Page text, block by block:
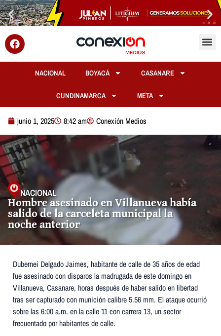
NACIONAL BOYACÁ CASANARE
CUNDINAMARCA META
junio 1, 2025 8:42 am Conexión Medios
NACIONAL
Hombre asesinado en Villanueva había
salido de la carceleta municipal la
noche anterior
Dubernei Delgado Jaimes, habitante de calle de 35 años de edad
fue asesinado con disparos la madrugada de este domingo en
Villanueva, Casanare, horas después de haber salido en libertad
tras ser capturado con munición calibre 5.56 mm. El ataque ocurrió
sobre las 6:00 a.m. en la calle 11 con carrera 13, un sector
frecuentado por habitantes de calle.